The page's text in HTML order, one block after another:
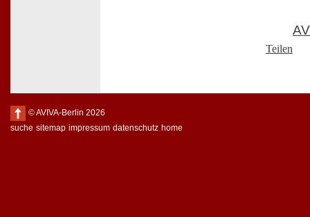
Teilen
© AVIVA-Berlin 2026
suche sitemap impressum datenschutz home